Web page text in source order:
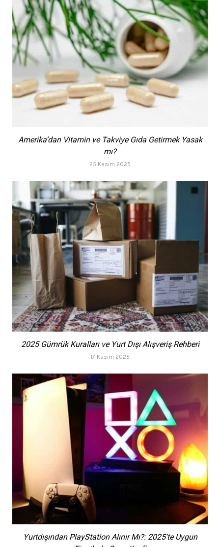
Amerika’dan Vitamin ve Takviye Gıda Getirmek Yasak
mı?
25 Kasım 2025
2025 Gümrük Kuralları ve Yurt Dışı Alışveriş Rehberi
17 Kasım 2025
Yurtdışından PlayStation Alınır Mı?: 2025’te Uygun